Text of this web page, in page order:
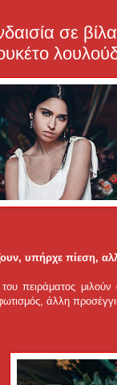
σε
υπήρχε πίεση,
πειράματος
άλλη